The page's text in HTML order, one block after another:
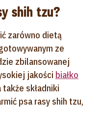
shih tzu?
zarówno dietą
ze
zbilansowanej
jakości białko
składniki
psa rasy shih tzu,